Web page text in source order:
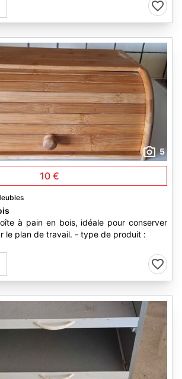
5
10 €
à pain en bois, idéale pour conserver
le plan de travail. - type de produit :